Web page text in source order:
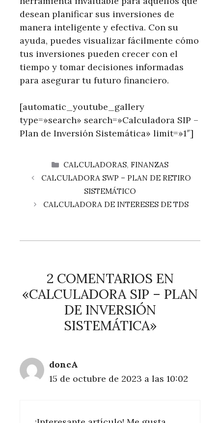
desean planificar sus inversiones de
manera inteligente y efectiva. Con su
ayuda, puedes visualizar fácilmente cómo
tus inversiones pueden crecer con el
tiempo y tomar decisiones informadas
para asegurar tu futuro financiero.
[automatic_youtube_gallery
type=»search» search=»Calculadora SIP –
Plan de Inversión Sistemática» limit=»1″]
CATEGORÍAS
CALCULADORAS, FINANZAS
CALCULADORA SWP – PLAN DE RETIRO
SISTEMÁTICO
CALCULADORA DE INTERESES DE TDS
2 COMENTARIOS EN
«CALCULADORA SIP – PLAN
DE INVERSIÓN
SISTEMÁTICA»
doncA
15 de octubre de 2023 a las 10:02